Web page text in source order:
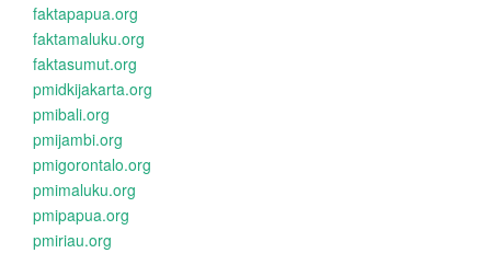
faktapapua.org
faktamaluku.org
faktasumut.org
pmidkijakarta.org
pmibali.org
pmijambi.org
pmigorontalo.org
pmimaluku.org
pmipapua.org
pmiriau.org